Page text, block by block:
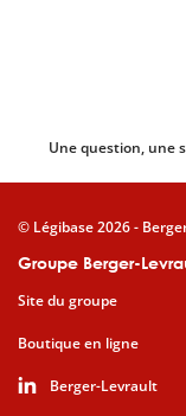
Une question, une
Groupe Berger-
Site du groupe
Boutique en ligne
Berger-Levrault
© Légibase 2026 -